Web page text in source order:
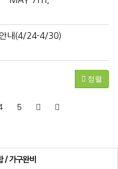
안내(4/24-4/30)
정렬
5
/ 가구완비